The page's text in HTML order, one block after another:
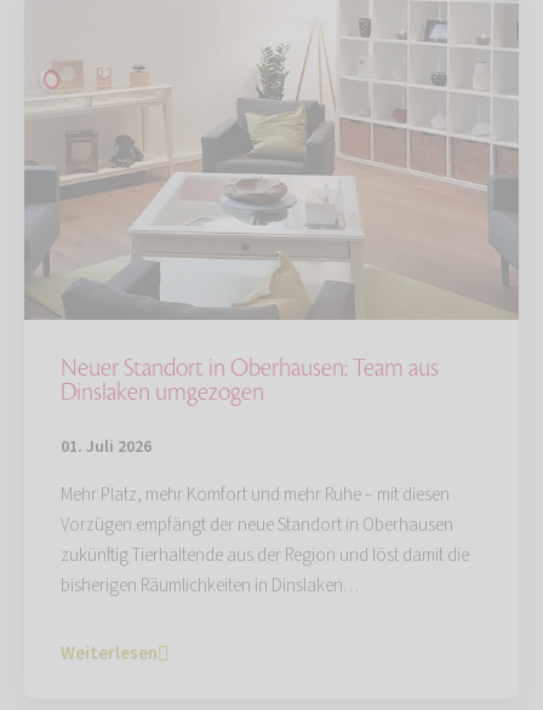
Neuer Standort in Oberhausen: Team aus
Dinslaken umgezogen
01. Juli 2026
Mehr Platz, mehr Komfort und mehr Ruhe – mit diesen
Vorzügen empfängt der neue Standort in Oberhausen
zukünftig Tierhaltende aus der Region und löst damit die
bisherigen Räumlichkeiten in Dinslaken…
Weiterlesen